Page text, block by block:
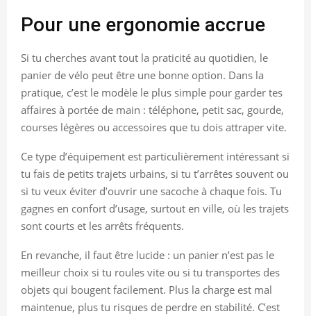
Pour une ergonomie accrue
Si tu cherches avant tout la praticité au quotidien, le
panier de vélo peut être une bonne option. Dans la
pratique, c’est le modèle le plus simple pour garder tes
affaires à portée de main : téléphone, petit sac, gourde,
courses légères ou accessoires que tu dois attraper vite.
Ce type d’équipement est particulièrement intéressant si
tu fais de petits trajets urbains, si tu t’arrêtes souvent ou
si tu veux éviter d’ouvrir une sacoche à chaque fois. Tu
gagnes en confort d’usage, surtout en ville, où les trajets
sont courts et les arrêts fréquents.
En revanche, il faut être lucide : un panier n’est pas le
meilleur choix si tu roules vite ou si tu transportes des
objets qui bougent facilement. Plus la charge est mal
maintenue, plus tu risques de perdre en stabilité. C’est